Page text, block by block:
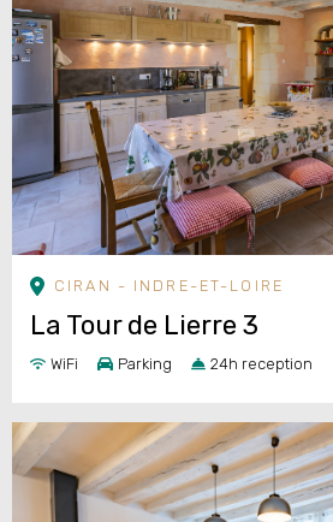
CIRAN - INDRE-ET-LOIRE
La Tour de Lierre 3
WiFi Parking 24h reception